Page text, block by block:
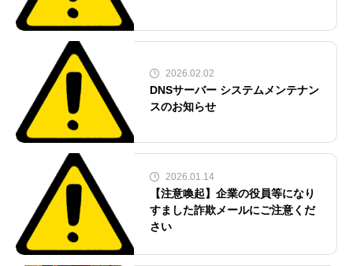
2026.02.02
DNSサーバー システムメンテナン
スのお知らせ
2026.01.14
【注意喚起】企業の役員等になり
すました詐欺メールにご注意くだ
さい